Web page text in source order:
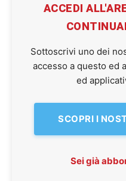
ACCEDI
Sottoscrivi uno dei
accesso a questo ed
ed
SCOPRI I
Sei già